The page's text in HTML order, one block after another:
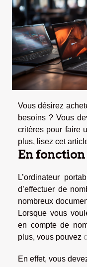
Vous désirez
besoins ? Vous
critères pour faire
plus, lisez cet
En fonction
L’ordinateur
d’effectuer de
nombreux
Lorsque vous
en compte de
plus, vous pouvez
En effet, vous